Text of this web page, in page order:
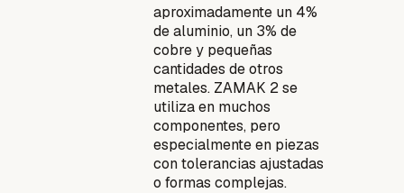
aproximadamente un 4%
de aluminio, un 3% de
cobre y pequeñas
cantidades de otros
metales. ZAMAK 2 se
utiliza en muchos
componentes, pero
especialmente en piezas
con tolerancias ajustadas
o formas complejas.